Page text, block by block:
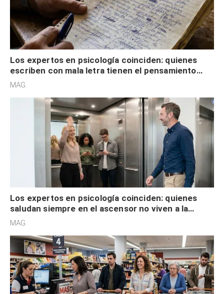
Los expertos en psicología coinciden: quienes
escriben con mala letra tienen el pensamiento
acelerado y no lo hacen por desinterés
MAG.
Los expertos en psicología coinciden: quienes
saludan siempre en el ascensor no viven a la
defensiva y tienen apertura social
MAG.